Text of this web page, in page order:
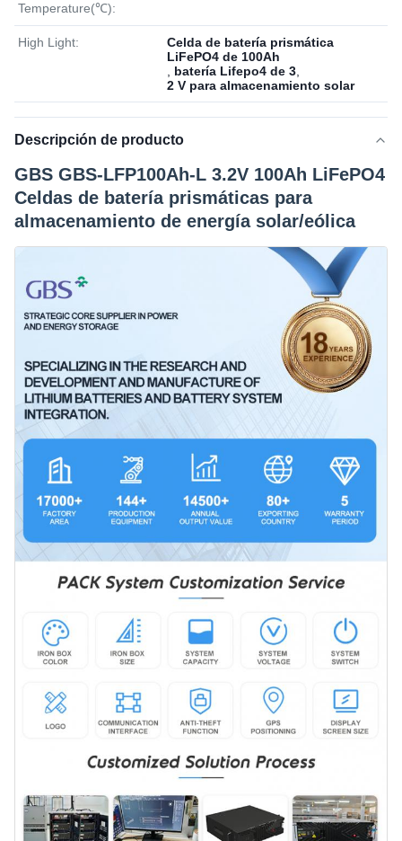
Temperature(℃):
High Light:
Celda de batería prismática
LiFePO4 de 100Ah
batería Lifepo4 de 3
2 V para almacenamiento solar
Descripción de producto
GBS GBS-LFP100Ah-L 3.2V 100Ah LiFePO4
Celdas de batería prismáticas para
almacenamiento de energía solar/eólica